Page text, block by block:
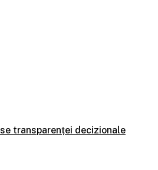
transparenței decizionale